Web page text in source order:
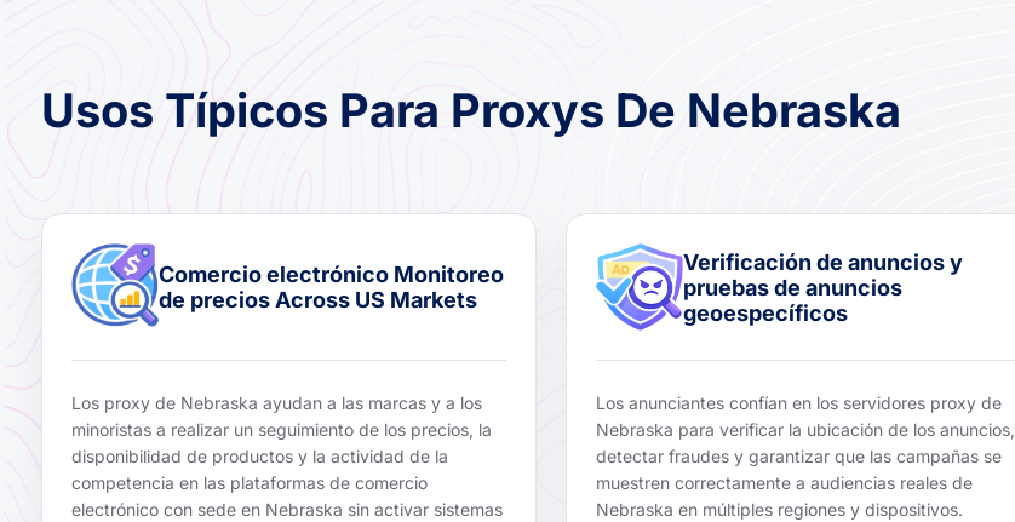
Usos Típicos Para Proxys De Nebraska
Comercio electrónico Monitoreo
de precios Across US Markets
Los proxy de Nebraska ayudan a las marcas y a los
minoristas a realizar un seguimiento de los precios, la
disponibilidad de productos y la actividad de la
competencia en las plataformas de comercio
electrónico con sede en Nebraska sin activar sistemas
Verificación de anuncios y
pruebas de anuncios
geoespecíficos
Los anunciantes confían en los servidores proxy de
Nebraska para verificar la ubicación de los anuncios,
detectar fraudes y garantizar que las campañas se
muestren correctamente a audiencias reales de
Nebraska en múltiples regiones y dispositivos.